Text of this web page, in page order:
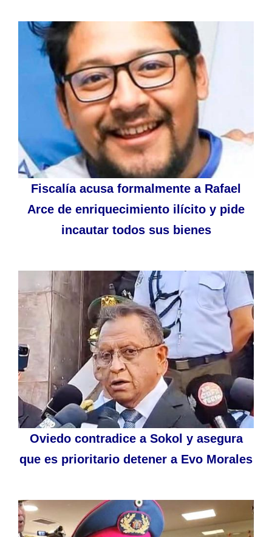
Fiscalía acusa formalmente a Rafael
Arce de enriquecimiento ilícito y pide
incautar todos sus bienes
Oviedo contradice a Sokol y asegura
que es prioritario detener a Evo Morales